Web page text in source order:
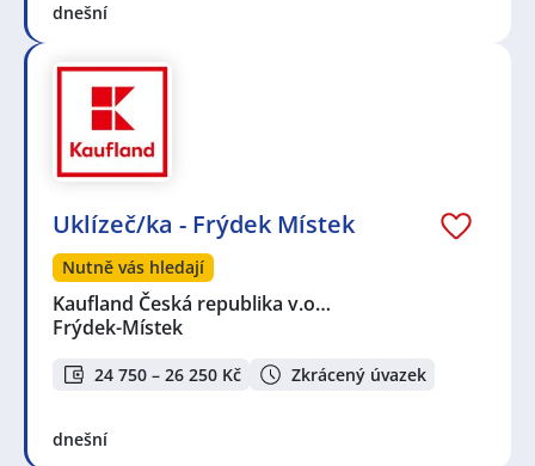
dnešní
Uklízeč/ka - Frýdek Místek
Nutně vás hledají
Kaufland Česká republika v.o…
Frýdek-Místek
24 750 – 26 250 Kč Zkrácený úvazek
dnešní